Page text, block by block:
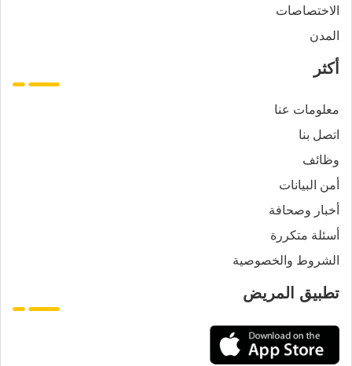
الاختصاصات
المدن
أكثر
معلومات عنا
اتصل بنا
وظائف
أمن البيانات
أخبار وصحافة
أسئلة متكررة
الشروط والخصوصية
تطبيق المريض